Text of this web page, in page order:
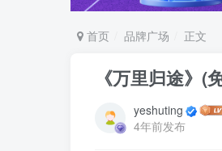
首页 品牌广场 正文
《万里归途》
yeshuting
4年前发布